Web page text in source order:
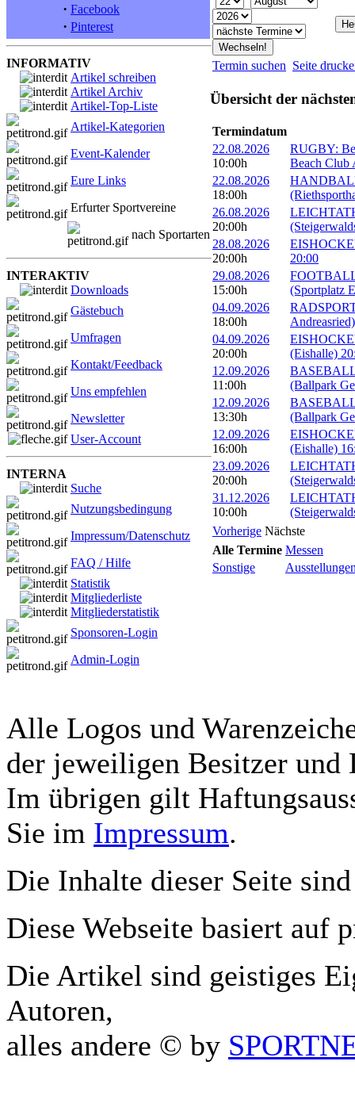
· Facebook
· Pinterest
INFORMATIV
Artikel schreiben
Artikel Archiv
Artikel-Top-Liste
Artikel-Kategorien
Event-Kalender
Eure Links
Erfurter Sportvereine
nach Sportarten
INTERAKTIV
Downloads
Gästebuch
Umfragen
Kontakt/Feedback
Uns empfehlen
Newsletter
User-Account
INTERNA
Suche
Nutzungsbedingung
Impressum/Datenschutz
FAQ / Hilfe
Statistik
Mitgliederliste
Mitgliederstatistik
Sponsoren-Login
Admin-Login
Termin suchen Seite
Übersicht der
Termindatum
22.08.2026
10:00h
RUGBY:
Beach Club
22.08.2026
18:00h
26.08.2026
20:00h
28.08.2026
20:00h
20:00
29.08.2026
15:00h
(Sportplatz
04.09.2026
18:00h
04.09.2026
20:00h
(Eishalle)
12.09.2026
11:00h
(Ballpark
12.09.2026
13:30h
(Ballpark
12.09.2026
16:00h
(Eishalle)
23.09.2026
20:00h
31.12.2026
10:00h
Vorherige Nächste
Alle Termine Messen
Sonstige
Alle Logos und
der jeweiligen Besitzer und
Im übrigen gilt
Sie im Impressum.
Die Inhalte dieser Seite
Diese Webseite basiert auf
Die Artikel sind geistiges
Autoren,
alles andere © by